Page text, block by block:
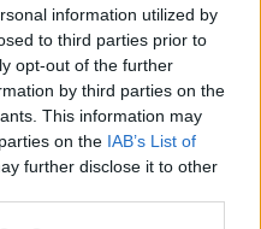
information utilized by
to third parties prior to
opt-out of the further
by third parties on the
This information may
on the IAB’s List of
further disclose it to other
Azienda Bio